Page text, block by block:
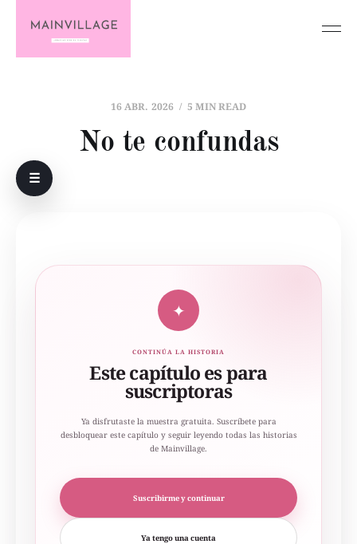
16 ABR. 2026 5 MIN READ
No te confundas
☰
✦
CONTINÚA LA HISTORIA
Este capítulo es para
suscriptoras
Ya disfrutaste la muestra gratuita. Suscríbete para
desbloquear este capítulo y seguir leyendo todas las historias
de Mainvillage.
Suscribirme y continuar
Ya tengo una cuenta